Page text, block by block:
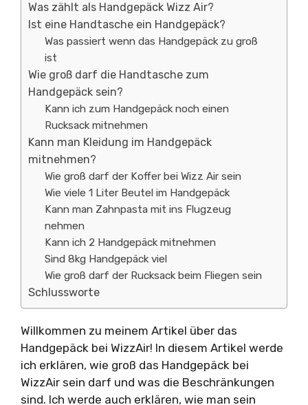
Was zählt als Handgepäck Wizz Air?
Ist eine Handtasche ein Handgepäck?
Was passiert wenn das Handgepäck zu groß
ist
Wie groß darf die Handtasche zum
Handgepäck sein?
Kann ich zum Handgepäck noch einen
Rucksack mitnehmen
Kann man Kleidung im Handgepäck
mitnehmen?
Wie groß darf der Koffer bei Wizz Air sein
Wie viele 1 Liter Beutel im Handgepäck
Kann man Zahnpasta mit ins Flugzeug
nehmen
Kann ich 2 Handgepäck mitnehmen
Sind 8kg Handgepäck viel
Wie groß darf der Rucksack beim Fliegen sein
Schlussworte
Willkommen zu meinem Artikel über das
Handgepäck bei WizzAir! In diesem Artikel werde
ich erklären, wie groß das Handgepäck bei
WizzAir sein darf und was die Beschränkungen
sind. Ich werde auch erklären, wie man sein